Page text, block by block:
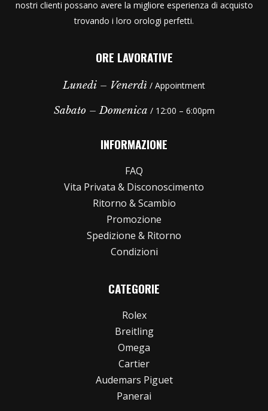
nostri clienti possano avere la migliore esperienza di acquisto
trovando i loro orologi perfetti.
ORE LAVORATIVE
Lunedi – Venerdì / Appointment
Sabato – Domenica / 12:00 – 6:00pm
INFORMAZIONE
FAQ
Vita Privata & Disconoscimento
Ritorno & Scambio
Promozione
Spedizione & Ritorno
Condizioni
CATEGORIE
Rolex
Breitling
Omega
Cartier
Audemars Piguet
Panerai